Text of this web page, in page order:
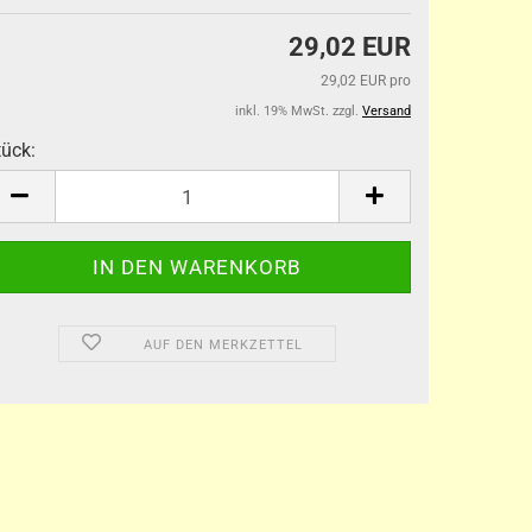
29,02 EUR
29,02 EUR pro
inkl. 19% MwSt. zzgl. Versand
AUF DEN MERKZETTEL